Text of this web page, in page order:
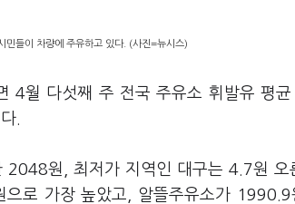
민들이 차량에 주유하고 있다. (사진=뉴시스)
4월 다섯째 주 전국 주유소 휘발유 평
.
원, 최저가 지역인 대구는 4.7원 오
로 가장 높았고, 알뜰주유소가 1990.9